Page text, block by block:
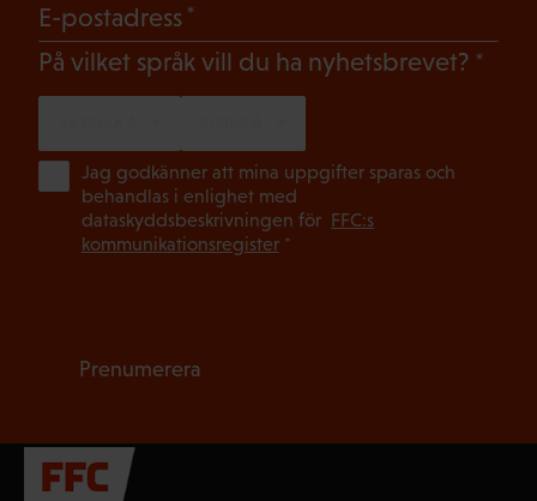
E-postadress
På vilket språk vill du ha nyhetsbrevet?
Jag godkänner att mina uppgifter sparas och
behandlas i enlighet med
dataskyddsbeskrivningen för FFC:s
kommunikationsregister*
Prenumerera